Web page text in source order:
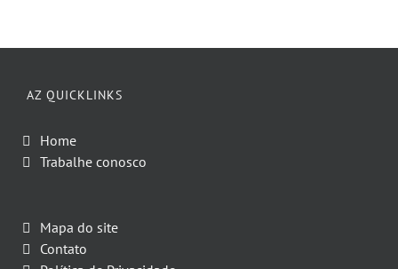
AZ QUICKLINKS
Home
Trabalhe conosco
Mapa do site
Contato